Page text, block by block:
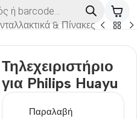
& Πίνακες
Τηλεχειριστήριο
για Philips Huayu
Παραλαβή